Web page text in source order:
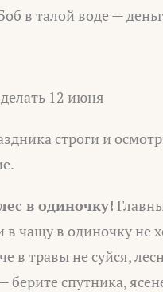
в талой воде —
12 июня
строги и
в одиночку!
в чащу в одиночку не
в травы не суйся,
берите спутника,